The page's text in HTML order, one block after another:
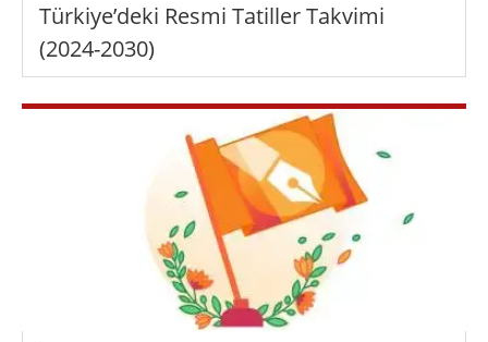
Türkiye’deki Resmi Tatiller Takvimi
(2024-2030)